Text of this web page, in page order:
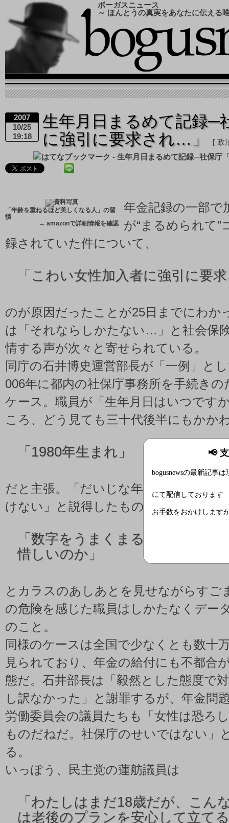
📢
bogusnewsの最新記事は
にて配信しております
お手数をおかけします
ボーガスニュース
～ ほんとうの真実をあなたに伝える
2007
10/25
19:18
生年月日まるめて記録─
に強引に要求され…」
政
「年齢を重ねるほど美しくなる人」の習
慣
→ amazonで詳細情報を確認
年金記録の一部で
が“まるめられて”
録されていた件について、
「 こわい女性加入者に強引に要
のが原因だったことが25日までにわか
は「それならしかたない…」と社会保
情する声が次々と寄せられている。
同庁の石井博史運営部長が「一例」と
006年に都内の社保庁事務所を手続き
ケース。職員が「生年月日はいつです
ころ、どう見ても三十代後半にもかか
「 1980年生まれ」
だと主張。「だいじな年金に関わるこ
けない」と説得したものの、
「 数字をうまくまるめれば80年
惜しいのか」
とカラスのあしあとを見せながらすご
の危険を感じた職員はしかたなくデー
のこと。
同様のケースは全国で少なくとも数十
見られており、年金の給付にも不都合
態だ。石井部長は「毅然とした態度で
し訳なかった」と謝罪するが、年金問
労働委員会の議員たちも「女性は恐ろ
ものだねだ。社保庁のせいではない」
る。
いっぽう、民主党の蓮舫議員は
「 わたしはまだ18歳だが、こん
は老後のプランを安心して立て